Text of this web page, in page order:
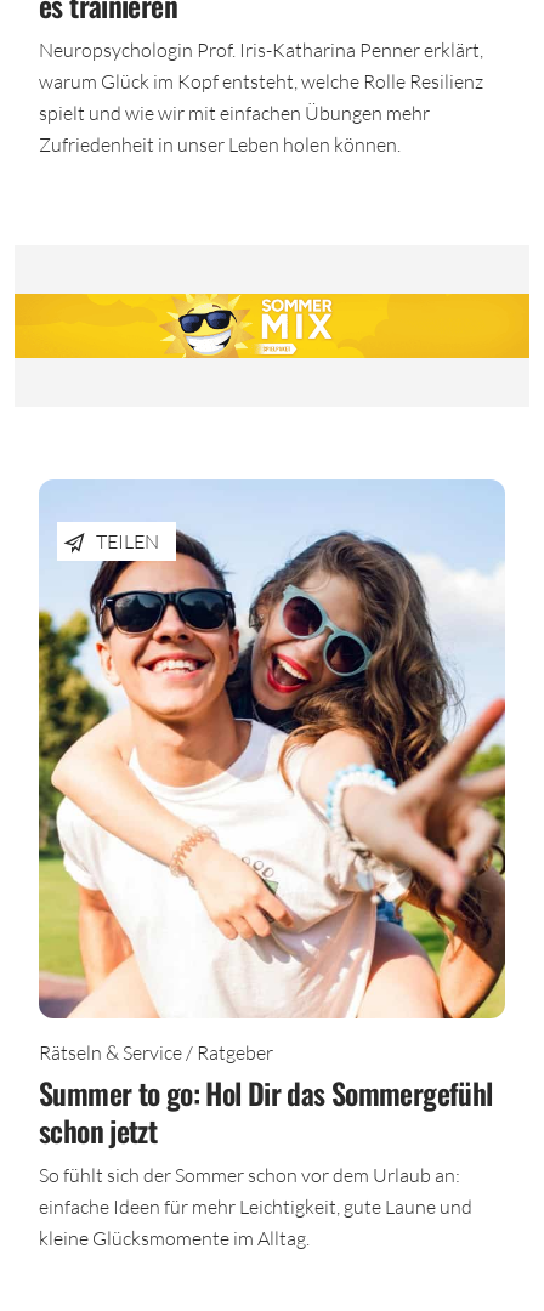
Neuropsychologin Prof. Iris-Katharina Penner erklärt,
warum Glück im Kopf entsteht, welche Rolle Resilienz
spielt und wie wir mit einfachen Übungen mehr
Zufriedenheit in unser Leben holen können.
TEILEN
Rätseln & Service / Ratgeber
Summer to go: Hol Dir das Sommergefühl
schon jetzt
So fühlt sich der Sommer schon vor dem Urlaub an:
einfache Ideen für mehr Leichtigkeit, gute Laune und
kleine Glücksmomente im Alltag.